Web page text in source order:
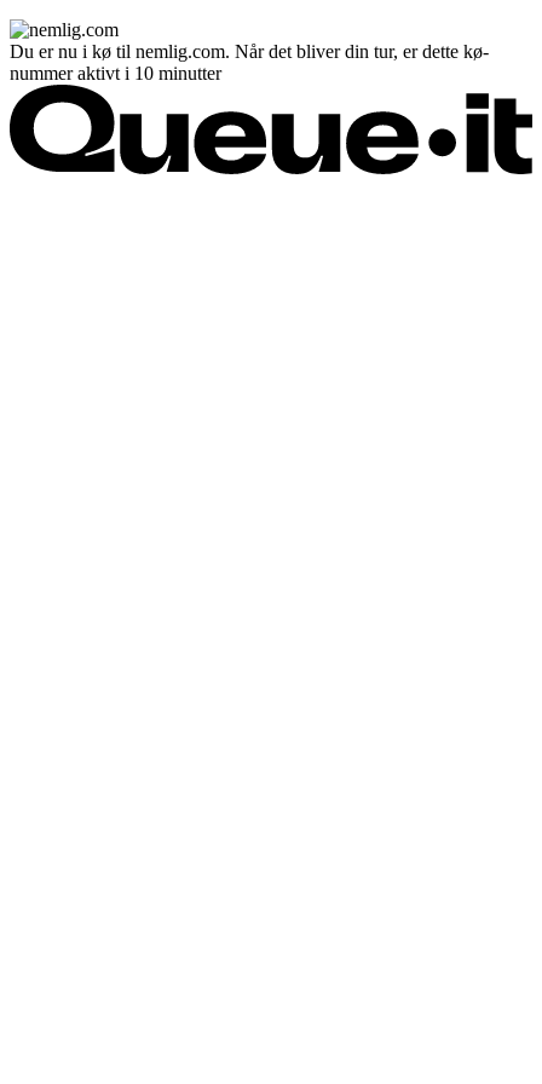
Du er nu i kø til nemlig.com. Når det bliver din tur, er dette kø-
nummer aktivt i 10 minutter